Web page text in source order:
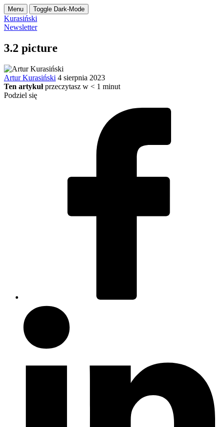
Menu Toggle Dark-Mode
Kurasiński
Newsletter
3.2 picture
Artur Kurasiński 4 sierpnia 2023
Ten artykuł przeczytasz w < 1 minut
Podziel się